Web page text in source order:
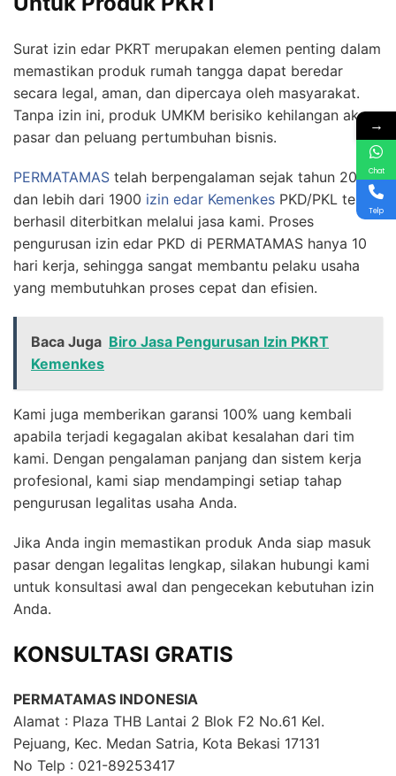
Surat izin edar PKRT merupakan elemen penting dalam
memastikan produk rumah tangga dapat beredar
secara legal, aman, dan dipercaya oleh masyarakat.
Tanpa izin ini, produk UMKM berisiko kehilangan akses
pasar dan peluang pertumbuhan bisnis.
PERMATAMAS telah berpengalaman sejak tahun 2011
dan lebih dari 1900 izin edar Kemenkes PKD/PKL telah
berhasil diterbitkan melalui jasa kami. Proses
pengurusan izin edar PKD di PERMATAMAS hanya 10
hari kerja, sehingga sangat membantu pelaku usaha
yang membutuhkan proses cepat dan efisien.
Baca Juga Biro Jasa Pengurusan Izin PKRT
Kemenkes
Kami juga memberikan garansi 100% uang kembali
apabila terjadi kegagalan akibat kesalahan dari tim
kami. Dengan pengalaman panjang dan sistem kerja
profesional, kami siap mendampingi setiap tahap
pengurusan legalitas usaha Anda.
Jika Anda ingin memastikan produk Anda siap masuk
pasar dengan legalitas lengkap, silakan hubungi kami
untuk konsultasi awal dan pengecekan kebutuhan izin
Anda.
KONSULTASI GRATIS
PERMATAMAS INDONESIA
Alamat : Plaza THB Lantai 2 Blok F2 No.61 Kel.
Pejuang, Kec. Medan Satria, Kota Bekasi 17131
No Telp : 021-89253417
→
Chat
Telp